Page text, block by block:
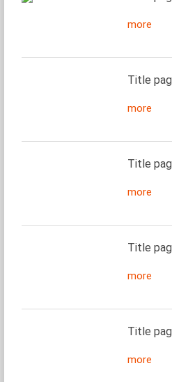
more
Title
more
Title
more
Title
more
Title
more